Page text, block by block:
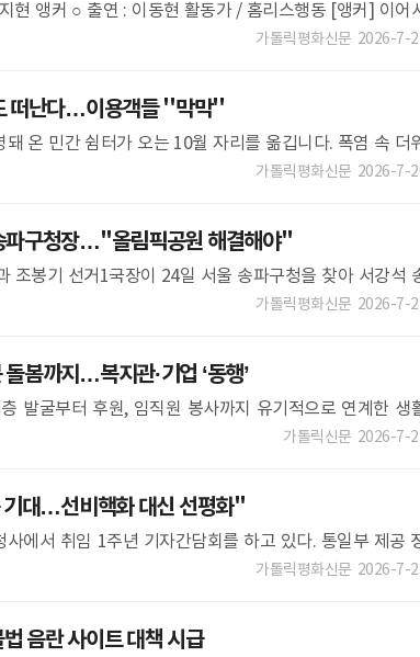
현 앵커 ○ 출연 : 이동현 활동가 / 홈리스행동 [앵커] 이어
세한 이야기 나눠보겠습니다. 활동가님가톨릭평화신문 2026-7-
떠난다…이용객들 ''막막''
온 민간 쉼터가 오는 10월 자리를 옮깁니다. 폭염 속 더위
객들의 걱정은 커지고 있습니다. 이정민 기자가 현장을 다
가톨릭평화신문 2026-7-
구청장…"올림픽공원 해결해야"
조봉기 선거1국장이 24일 서울 송파구청을 찾아 서강석
거 본투표 과정 발생한 송파구 일대 투표용지 부족 사태와
가톨릭평화신문 2026-7-
봄까지…복지관·기업 ‘동행’
발굴부터 후원, 임직원 봉사까지 유기적으로 연계한 생
가톨릭사회복지회 등촌7종합사회복지관은 통합을 앞둔
가톨릭신문 2026-7-
대…선비핵화 대신 선평화"
에서 취임 1주년 기자간담회를 하고 있다. 통일부 제공
가 돼 있는지는 알 수 없지만 교황의 평양 방문이 이뤄지면
가톨릭평화신문 2026-7-
음란 사이트 대책 시급